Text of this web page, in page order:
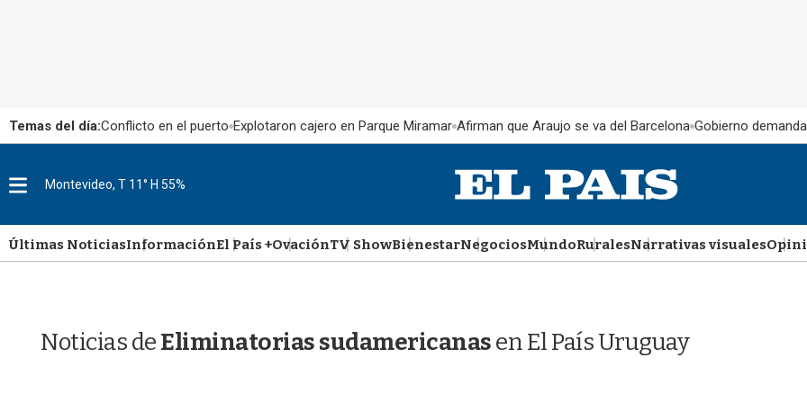
Temas del día:Conflicto en el puerto Explotaron cajero en Parque Miramar Afirman que Araujo se va del Barcelona Gobierno
M
u
Montevideo, T 11° H 55%
Últimas NoticiasInformaciónEl País +OvaciónTV ShowBienestarNegociosMundoRuralesNarrativas visuales
Noticias deEliminatorias sudamericanasen El País Uruguay